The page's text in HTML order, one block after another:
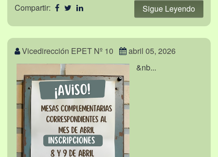
Compartir:
Sigue Leyendo
Vicedirección EPET Nº 10
abril 05, 2026
&nb...